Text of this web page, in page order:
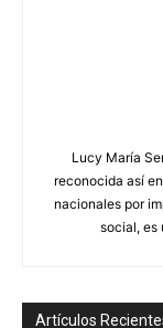
Lucy María
reconocida así
nacionales por
social, es
Artículos